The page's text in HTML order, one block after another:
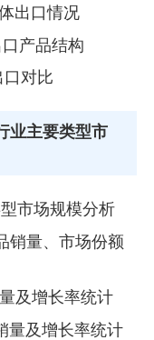
出口情况
产品结构
对比
业主要类型市
市场规模分析
销量、市场份额
及增长率统计
量及增长率统计